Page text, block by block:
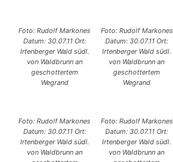
Foto: Rudolf Markones
Datum: 30.07.11 Ort:
Irtenberger Wald südl.
von Waldbrunn an
geschottertem
Wegrand
Foto: Rudolf Markones
Datum: 30.07.11 Ort:
Irtenberger Wald südl.
von Waldbrunn an
geschottertem
Wegrand
Foto: Rudolf Markones
Datum: 30.07.11 Ort:
Irtenberger Wald südl.
von Waldbrunn an
Foto: Rudolf Markones
Datum: 30.07.11 Ort:
Irtenberger Wald südl.
von Waldbrunn an